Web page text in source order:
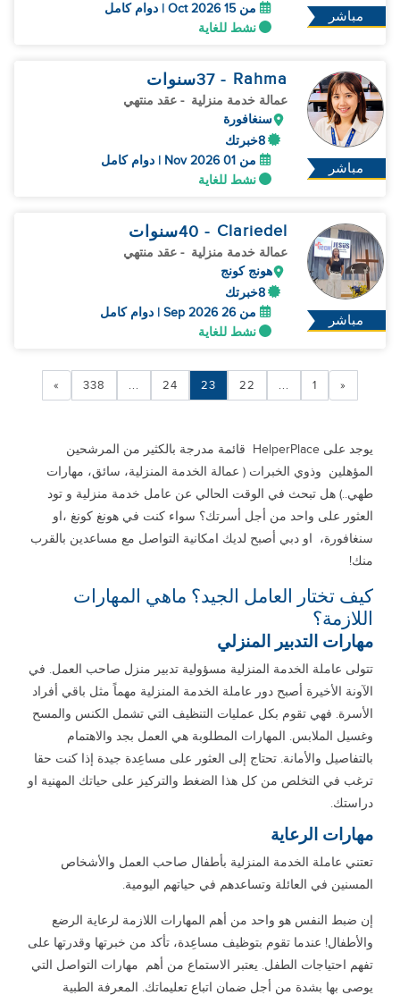
مباشر
من 15 Oct 2026 | دوام كامل
نشط للغاية
مباشر
Rahma
- 37 سنوات
عمالة خدمة منزلية - عقد منتهي
سنغافورة
8خبرتك
من 01 Nov 2026 | دوام كامل
نشط للغاية
مباشر
Clariedel
- 40 سنوات
عمالة خدمة منزلية - عقد منتهي
هونج كونج
8خبرتك
من 26 Sep 2026 | دوام كامل
نشط للغاية
«
1
...
22
23
24
...
338
»
يوجد على HelperPlace قائمة مدرجة بالكثير من المرشحين
المؤهلين وذوي الخبرات ( عمالة الخدمة المنزلية، سائق، مهارات
طهي..) هل تبحث في الوقت الحالي عن عامل خدمة منزلية و تود
العثور على واحد من أجل أسرتك؟ سواء كنت في هونغ كونغ ،او
سنغافورة، او دبي أصبح لديك امكانية التواصل مع مساعدين بالقرب
منك!
كيف تختار العامل الجيد؟ ماهي المهارات
اللازمة؟
مهارات التدبير المنزلي
تتولى عاملة الخدمة المنزلية مسؤولية تدبير منزل صاحب العمل. في
الآونة الأخيرة أصبح دور عاملة الخدمة المنزلية مهماً مثل باقي أفراد
الأسرة. فهي تقوم بكل عمليات التنظيف التي تشمل الكنس والمسح
وغسيل الملابس. المهارات المطلوبة هي العمل بجد والاهتمام
بالتفاصيل والأمانة. تحتاج إلى العثور على مساعِدة جيدة إذا كنت حقا
ترغب في التخلص من كل هذا الضغط والتركيز على حياتك المهنية او
دراستك.
مهارات الرعاية
تعتني عاملة الخدمة المنزلية بأطفال صاحب العمل والأشخاص
المسنين في العائلة وتساعدهم في حياتهم اليومية.
إن ضبط النفس هو واحد من أهم المهارات اللازمة لرعاية الرضع
والأطفال! عندما تقوم بتوظيف مساعِدة، تأكد من خبرتها وقدرتها على
تفهم احتياجات الطفل. يعتبر الاستماع من أهم مهارات التواصل التي
يوصى بها بشدة من أجل ضمان اتباع تعليماتك. المعرفة الطبية